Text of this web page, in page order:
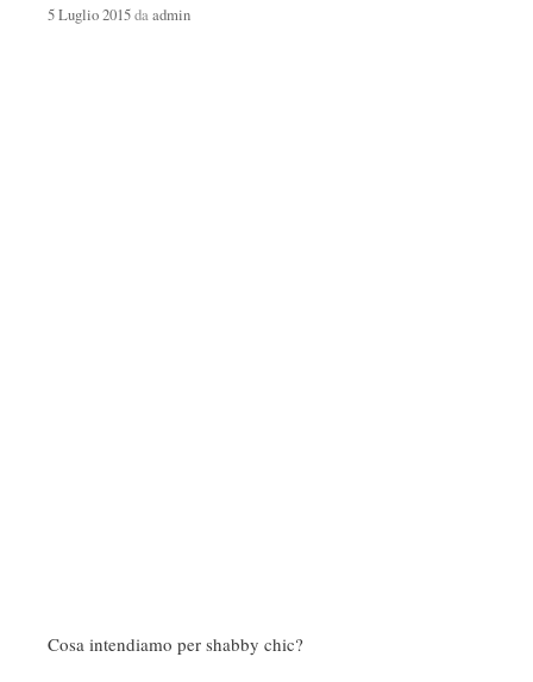
5 Luglio 2015daadmin
Cosa intendiamo per shabby chic?